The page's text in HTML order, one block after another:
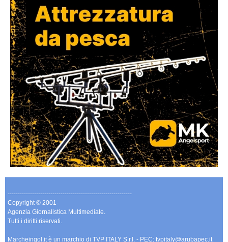
-------------------------------------------------------------
Copyright © 2001-
Agenzia Giornalistica Multimediale.
Tutti i diritti riservati.
Marcheingol.it è un marchio di TVP ITALY S.r.l. - PEC: tvpitaly@arubapec.it